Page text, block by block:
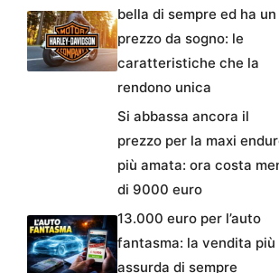
bella di sempre ed ha un
prezzo da sogno: le
caratteristiche che la
rendono unica
Si abbassa ancora il
prezzo per la maxi
più amata: ora costa
di 9000 euro
13.000 euro per l’auto
fantasma: la vendita più
assurda di sempre